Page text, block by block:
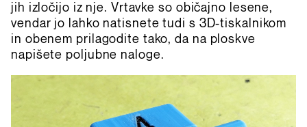
jih izločijo iz nje. Vrtavke so običajno lesene,
vendar jo lahko natisnete tudi s 3D-tiskalnikom
in obenem prilagodite tako, da na ploskve
napišete poljubne naloge.